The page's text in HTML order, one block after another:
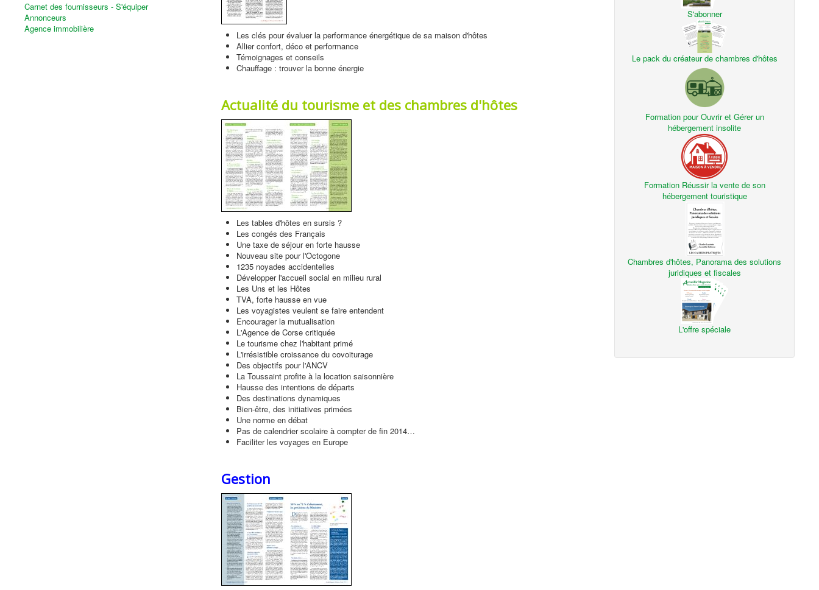
Carnet des fournisseurs - S'équiper
Annonceurs
Agence immobilière
Les clés pour évaluer la performance énergétique de sa maison d'hôtes
Allier confort, déco et performance
Témoignages et conseils
Chauffage : trouver la bonne énergie
Actualité du tourisme et des chambres d'hôtes
Les tables d'hôtes en sursis ?
Les congés des Français
Une taxe de séjour en forte hausse
Nouveau site pour l'Octogone
1235 noyades accidentelles
Développer l'accueil social en milieu rural
Les Uns et les Hôtes
TVA, forte hausse en vue
Les voyagistes veulent se faire entendent
Encourager la mutualisation
L'Agence de Corse critiquée
Le tourisme chez l'habitant primé
L'irrésistible croissance du covoiturage
Des objectifs pour l'ANCV
La Toussaint profite à la location saisonnière
Hausse des intentions de départs
Des destinations dynamiques
Bien-être, des initiatives primées
Une norme en débat
Pas de calendrier scolaire à compter de fin 2014…
Faciliter les voyages en Europe
Gestion
S'abonner
Le pack du créateur de chambres d'hôtes
Formation pour Ouvrir et Gérer un
hébergement insolite
Formation Réussir la vente de son
hébergement touristique
Chambres d'hôtes, Panorama des solutions
juridiques et fiscales
L'offre spéciale